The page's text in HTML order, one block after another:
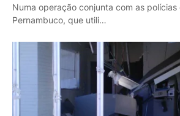
Numa operação conjunta com as polícias
Pernambuco, que utili…